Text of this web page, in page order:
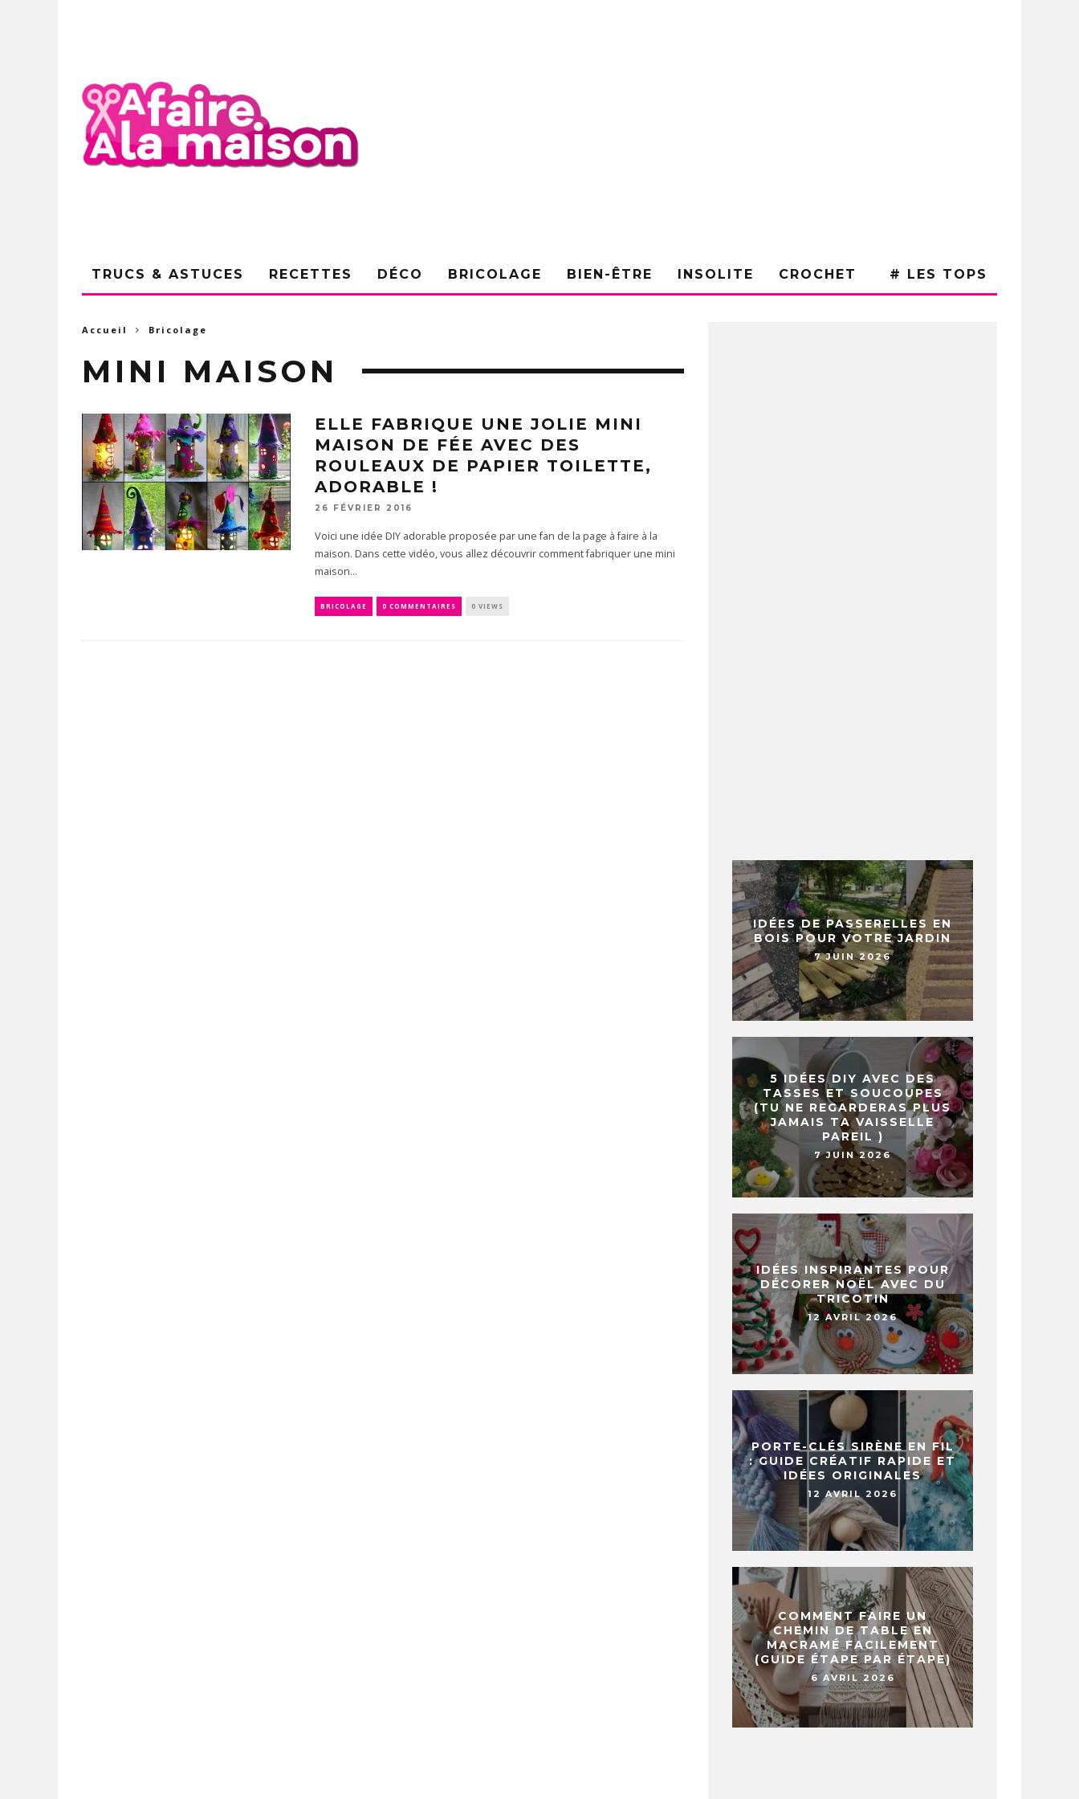
TRUCS & ASTUCES RECETTES DÉCO BRICOLAGE BIEN-ÊTRE INSOLITE CROCHET # LES TOPS
Accueil Bricolage
MINI MAISON
ELLE FABRIQUE UNE JOLIE MINI
MAISON DE FÉE AVEC DES
ROULEAUX DE PAPIER TOILETTE,
ADORABLE !
26 FÉVRIER 2016
Voici une idée DIY adorable proposée par une fan de la page à faire à la
maison. Dans cette vidéo, vous allez découvrir comment fabriquer une mini
maison...
BRICOLAGE 0 COMMENTAIRES 0 VIEWS
IDÉES DE PASSERELLES EN
BOIS POUR VOTRE JARDIN
7 JUIN 2026
5 IDÉES DIY AVEC DES
TASSES ET SOUCOUPES
(TU NE REGARDERAS PLUS
JAMAIS TA VAISSELLE
PAREIL )
7 JUIN 2026
IDÉES INSPIRANTES POUR
DÉCORER NOËL AVEC DU
TRICOTIN
12 AVRIL 2026
PORTE-CLÉS SIRÈNE EN FIL
: GUIDE CRÉATIF RAPIDE ET
IDÉES ORIGINALES
12 AVRIL 2026
COMMENT FAIRE UN
CHEMIN DE TABLE EN
MACRAMÉ FACILEMENT
(GUIDE ÉTAPE PAR ÉTAPE)
6 AVRIL 2026